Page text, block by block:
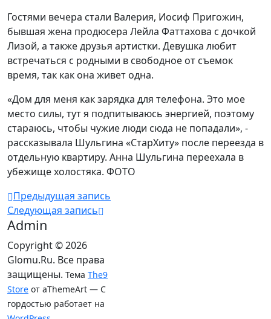
Гостями вечера стали Валерия, Иосиф Пригожин,
бывшая жена продюсера Лейла Фаттахова с дочкой
Лизой, а также друзья артистки. Девушка любит
встречаться с родными в свободное от съемок
время, так как она живет одна.
«Дом для меня как зарядка для телефона. Это мое
место силы, тут я подпитываюсь энергией, поэтому
стараюсь, чтобы чужие люди сюда не попадали», -
рассказывала Шульгина «СтарХиту» после переезда в
отдельную квартиру. Анна Шульгина переехала в
убежище холостяка. ФОТО
Предыдущая запись
Следующая запись
Admin
Copyright © 2026
Glomu.Ru. Все права
защищены. Тема The9
Store от aThemeArt — С
гордостью работает на